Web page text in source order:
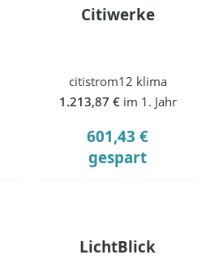
Citiwerke
citistrom12 klima
1.213,87 € im 1. Jahr
601,43 €
gespart
LichtBlick